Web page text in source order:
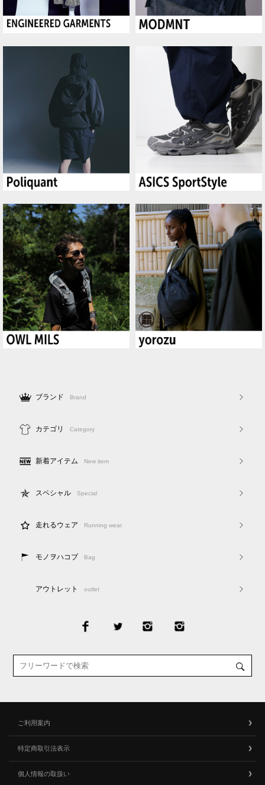
ブランド Brand
カテゴリ Category
新着アイテム New item
スペシャル Special
走れるウェア Running wear
モノヲハコブ Bag
アウトレット outlet
ご利用案内
特定商取引法表示
個人情報の取扱い